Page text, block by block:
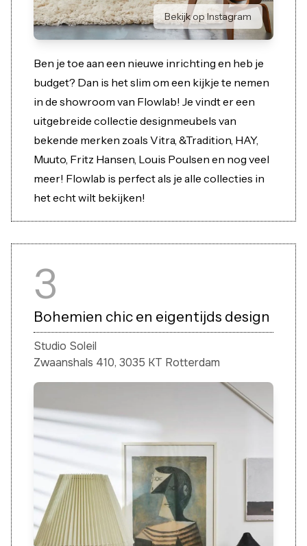
Bekijk op Instagram
Ben je toe aan een nieuwe inrichting en heb je
budget? Dan is het slim om een kijkje te nemen
in de showroom van Flowlab! Je vindt er een
uitgebreide collectie designmeubels van
bekende merken zoals Vitra, &Tradition, HAY,
Muuto, Fritz Hansen, Louis Poulsen en nog veel
meer! Flowlab is perfect als je alle collecties in
het echt wilt bekijken!
3
Bohemien chic en eigentijds design
Studio Soleil
Zwaanshals 410, 3035 KT Rotterdam